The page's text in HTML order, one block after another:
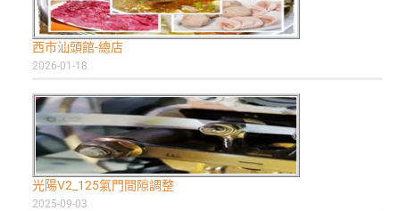
西市汕頭館-總店
2026-01-18
光陽V2_125氣門間隙調整
2025-09-03